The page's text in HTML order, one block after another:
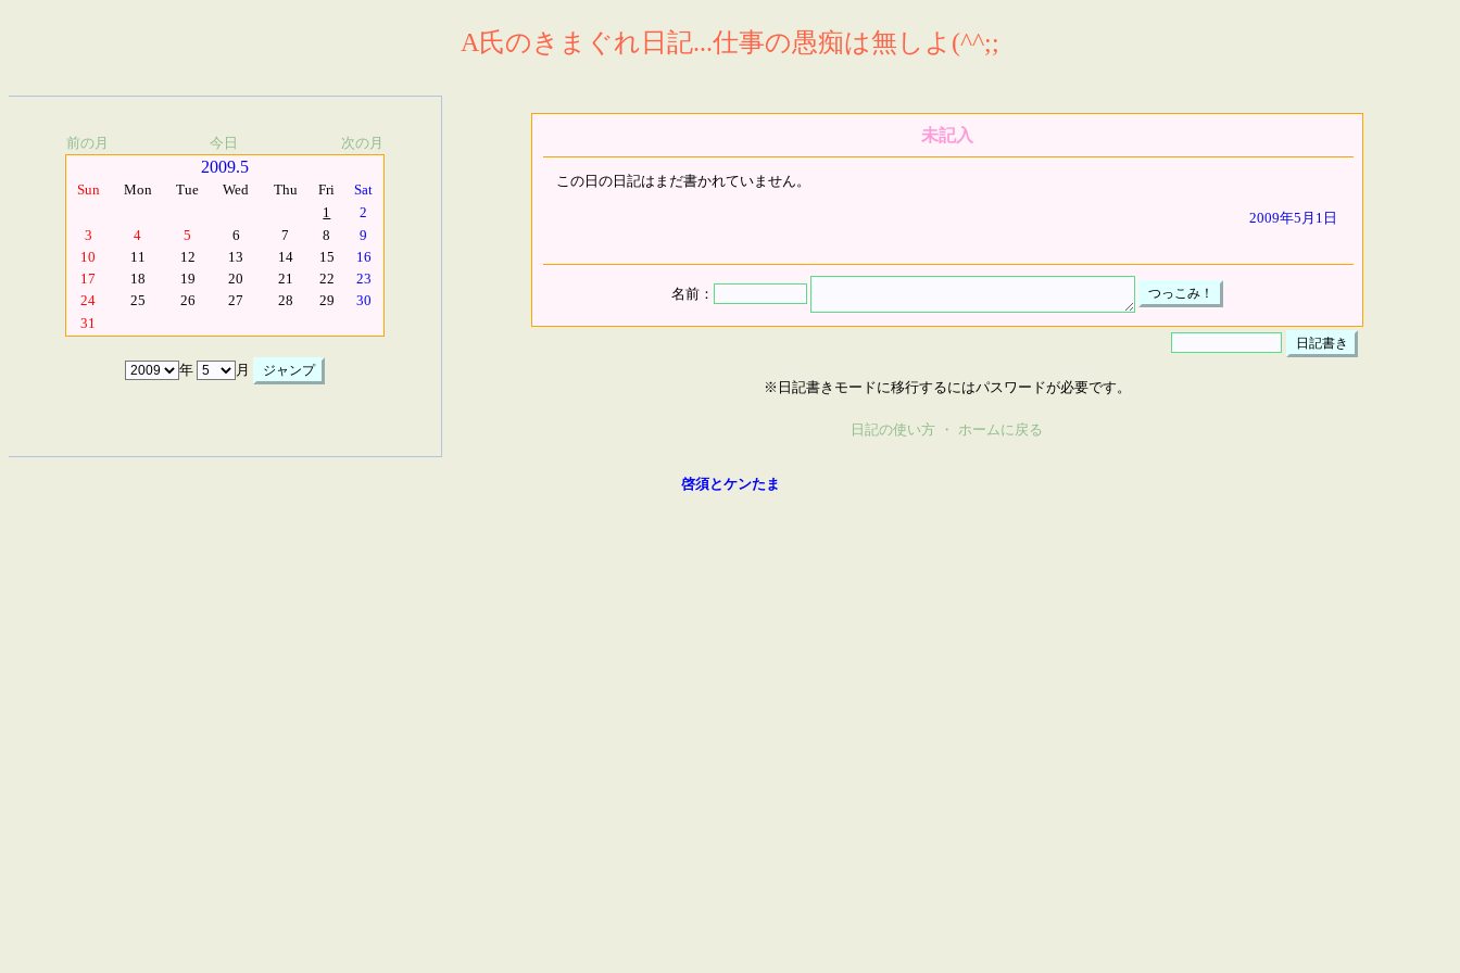
A氏のきまぐれ日記...仕事の愚痴は無しよ(^^;;
前の月 今日 次の月
2009.5
Sun Mon Tue Wed Thu Fri
Sat
1
2
3
4 5 6 7 8
9
10
11 12 13 14 15
16
17
18 19 20 21 22
23
24
25 26 27 28 29
30
31
年 月
未記入
この日の日記はまだ書かれていません。
2009年5月1日
名前：
※日記書きモードに移行するにはパスワードが必要です。
日記の使い方 ・ ホームに戻る
啓須とケンたま